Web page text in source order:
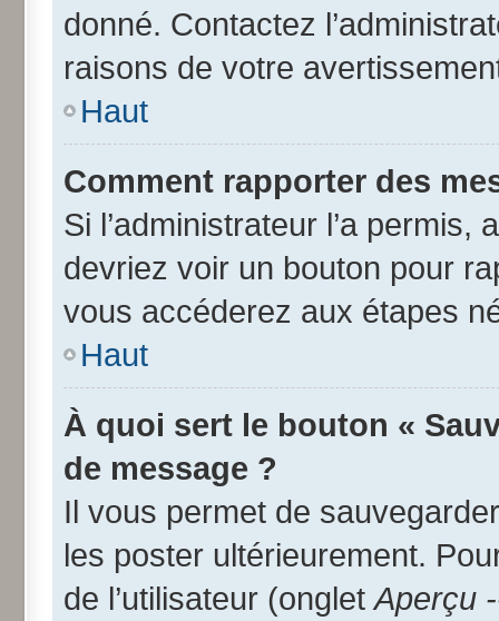
donné. Contactez
raisons de votre
Haut
Comment rapporter des
Si l’administrateur l’a
devriez voir un bouton pour
vous accéderez aux étapes
Haut
À quoi sert le bouton «
de message ?
Il vous permet de
les poster ultérieurement.
de l’utilisateur (onglet Aperçu